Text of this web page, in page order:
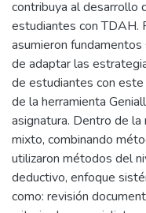
contribuya al desarrollo
estudiantes con TDAH.
asumieron
de adaptar las
de estudiantes con
de la herramienta
asignatura. Dentro de
mixto, combinando
utilizaron métodos del
deductivo, enfoque
como: revisión